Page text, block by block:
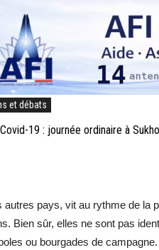
et débats
19 : journée ordinaire à
pays, vit au rythme de la
Bien sûr, elles ne sont pas
ou bourgades de